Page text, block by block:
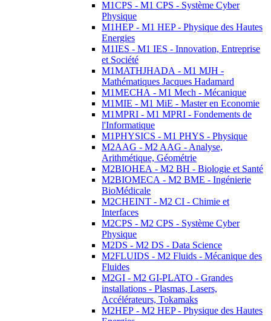
M1CPS - M1 CPS - Système Cyber
Physique
M1HEP - M1 HEP - Physique des Hautes
Energies
M1IES - M1 IES - Innovation, Entreprise
et Société
M1MATHJHADA - M1 MJH -
Mathématiques Jacques Hadamard
M1MECHA - M1 Mech - Mécanique
M1MIE - M1 MiE - Master en Economie
M1MPRI - M1 MPRI - Fondements de
l'Informatique
M1PHYSICS - M1 PHYS - Physique
M2AAG - M2 AAG - Analyse,
Arithmétique, Géométrie
M2BIOHEA - M2 BH - Biologie et Santé
M2BIOMECA - M2 BME - Ingénierie
BioMédicale
M2CHEINT - M2 CI - Chimie et
Interfaces
M2CPS - M2 CPS - Système Cyber
Physique
M2DS - M2 DS - Data Science
M2FLUIDS - M2 Fluids - Mécanique des
Fluides
M2GI - M2 GI-PLATO - Grandes
installations - Plasmas, Lasers,
Accélérateurs, Tokamaks
M2HEP - M2 HEP - Physique des Hautes